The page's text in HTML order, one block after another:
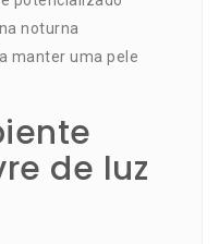
noturna
manter uma pele
de luz